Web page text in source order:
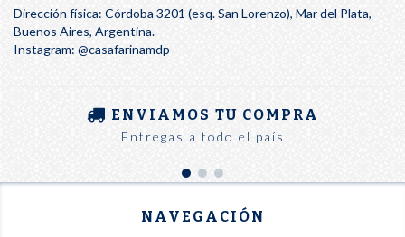
Dirección física: Córdoba 3201 (esq. San Lorenzo), Mar del Plata,
Buenos Aires, Argentina.
Instagram: @casafarinamdp
ENVIAMOS TU COMPRA
Entregas a todo el país
NAVEGACIÓN